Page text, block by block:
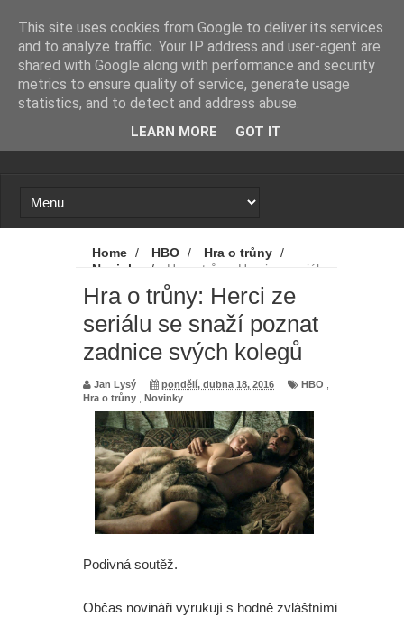
Loading...
Home / HBO / Hra o trůny /
Novinky
/
Hra o trůny: Herci ze seriálu
se snaží poznat zadnice svých kolegů
Hra o trůny: Herci ze
seriálu se snaží poznat
zadnice svých kolegů
Jan Lysý pondělí, dubna 18, 2016 HBO
Hra o trůny
Novinky
Podivná soutěž.
Občas novináři vyrukují s hodně zvláštními
This site uses cookies from Google to deliver its services
and to analyze traffic. Your IP address and user-agent are
shared with Google along with performance and security
metrics to ensure quality of service, generate usage
statistics, and to detect and address abuse.
LEARN MORE GOT IT